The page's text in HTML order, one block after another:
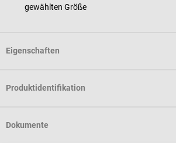
gewählten Größe
Eigenschaften
Produktidentifikation
Dokumente